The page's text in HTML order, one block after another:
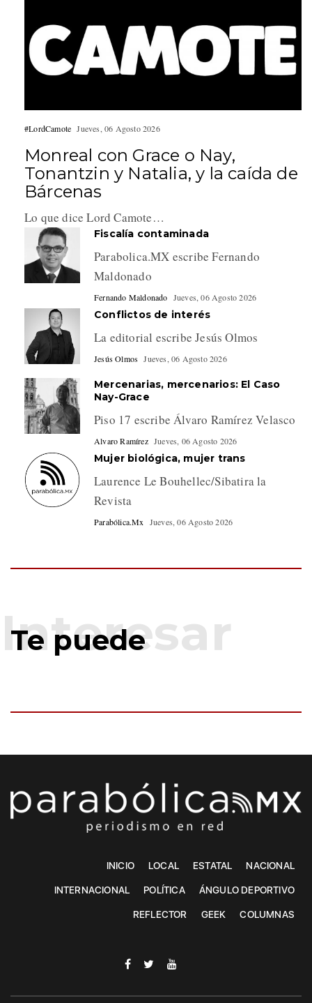
#LordCamote Jueves, 06 Agosto 2026
Monreal con Grace o Nay,
Tonantzin y Natalia, y la caída de
Bárcenas
Lo que dice Lord Camote…
Fiscalía contaminada
Parabolica.MX escribe Fernando
Maldonado
Fernando Maldonado Jueves, 06 Agosto 2026
Conflictos de interés
La editorial escribe Jesús Olmos
Jesús Olmos Jueves, 06 Agosto 2026
Mercenarias, mercenarios: El Caso
Nay-Grace
Piso 17 escribe Álvaro Ramírez Velasco
Alvaro Ramírez Jueves, 06 Agosto 2026
Mujer biológica, mujer trans
Laurence Le Bouhellec/Sibatira la
Revista
Parabólica.Mx Jueves, 06 Agosto 2026
Te puede
INICIO LOCAL ESTATAL NACIONAL
INTERNACIONAL POLÍTICA ÁNGULO DEPORTIVO
REFLECTOR GEEK COLUMNAS